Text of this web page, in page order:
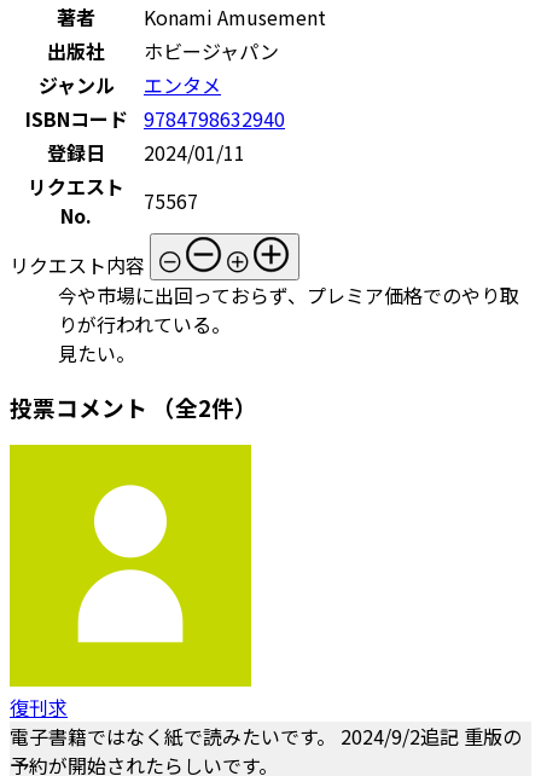
著者
Konami Amusement
出版社
ホビージャパン
ジャンル
エンタメ
ISBNコード 9784798632940
登録日
2024/01/11
リクエスト
No.
75567
リクエスト内容
今や市場に出回っておらず、プレミア価格でのやり取
りが行われている。
見たい。
投票コメント （全2件）
復刊求
電子書籍ではなく紙で読みたいです。 2024/9/2追記 重版の
予約が開始されたらしいです。